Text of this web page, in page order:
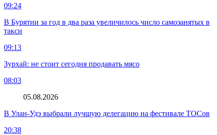
09:24
В Бурятии за год в два раза увеличилось число самозанятых в
такси
09:13
Зурхай: не стоит сегодня продавать мясо
08:03
05.08.2026
В Улан-Удэ выбрали лучшую делегацию на фестивале ТОСов
20:38